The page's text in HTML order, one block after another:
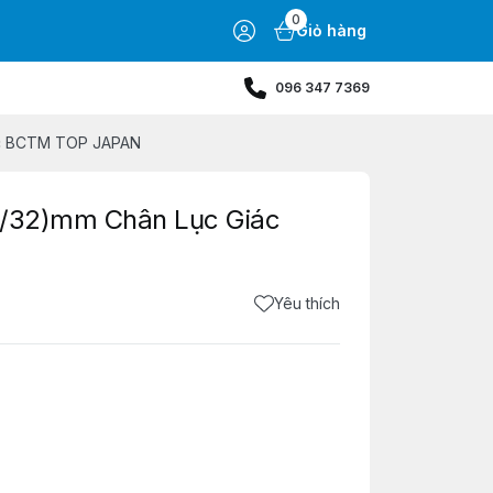
0
Giỏ hàng
096 347 7369
TOP JAPAN
Chân Lục Giác
Yêu thích